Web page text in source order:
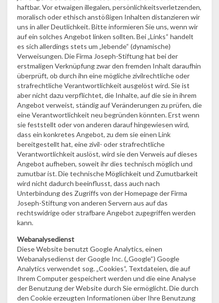
haftbar. Vor etwaigen illegalen, persönlichkeitsverletzenden,
moralisch oder ethisch anstößigen Inhalten distanzieren wir
uns in aller Deutlichkeit. Bitte informieren Sie uns, wenn wir
auf ein solches Angebot linken sollten. Bei „Links“ handelt
es sich allerdings stets um „lebende“ (dynamische)
Verweisungen. Die Firma Joseph-Stiftung hat bei der
erstmaligen Verknüpfung zwar den fremden Inhalt daraufhin
überprüft, ob durch ihn eine mögliche zivilrechtliche oder
strafrechtliche Verantwortlichkeit ausgelöst wird. Sie ist
aber nicht dazu verpflichtet, die Inhalte, auf die sie in ihrem
Angebot verweist, ständig auf Veränderungen zu prüfen, die
eine Verantwortlichkeit neu begründen könnten. Erst wenn
sie feststellt oder von anderen darauf hingewiesen wird,
dass ein konkretes Angebot, zu dem sie einen Link
bereitgestellt hat, eine zivil- oder strafrechtliche
Verantwortlichkeit auslöst, wird sie den Verweis auf dieses
Angebot aufheben, soweit ihr dies technisch möglich und
zumutbar ist. Die technische Möglichkeit und Zumutbarkeit
wird nicht dadurch beeinflusst, dass auch nach
Unterbindung des Zugriffs von der Homepage der Firma
Joseph-Stiftung von anderen Servern aus auf das
rechtswidrige oder strafbare Angebot zugegriffen werden
kann.
Webanalysedienst
Diese Website benutzt Google Analytics, einen
Webanalysedienst der Google Inc. („Google“) Google
Analytics verwendet sog. „Cookies“, Textdateien, die auf
Ihrem Computer gespeichert werden und die eine Analyse
der Benutzung der Website durch Sie ermöglicht. Die durch
den Cookie erzeugten Informationen über Ihre Benutzung